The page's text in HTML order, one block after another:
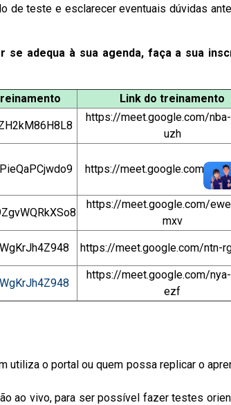
de teste e esclarecer eventuais dúvidas
se adequa à sua agenda, faça a sua
Link do treinamento
https://meet.google.com/
uzh
https://meet.google.com/fjj-
https://meet.google.com/
mxv
https://meet.google.com/ntn-
https://meet.google.com/
ezf
utiliza o portal ou quem possa replicar o
ao vivo, para ser possível fazer testes